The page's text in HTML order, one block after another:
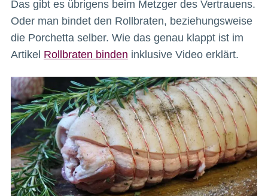
Das gibt es übrigens beim Metzger des Vertrauens.
Oder man bindet den Rollbraten, beziehungsweise
die Porchetta selber. Wie das genau klappt ist im
Artikel Rollbraten binden inklusive Video erklärt.